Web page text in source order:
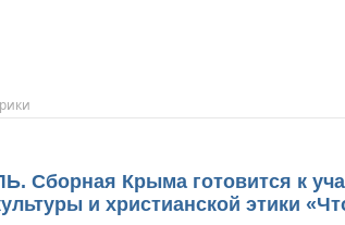
Сборная Крыма готовится к
и христианской этики